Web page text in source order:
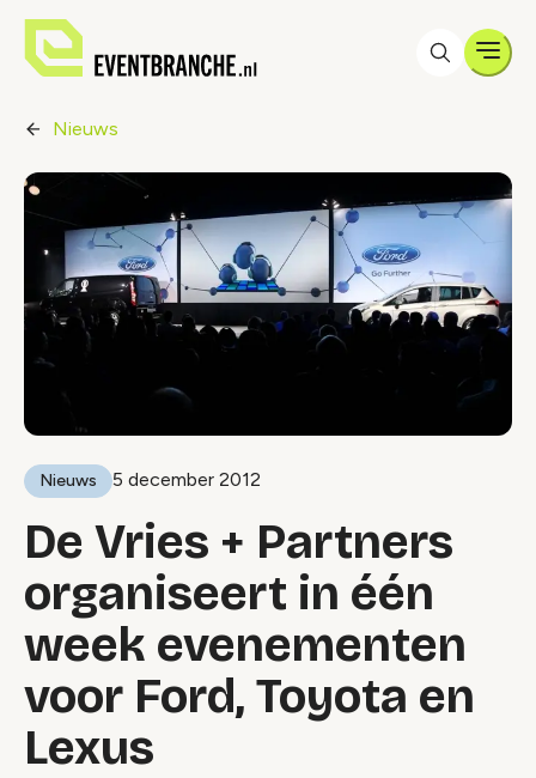
Nieuws
Nieuws 5 december 2012
De Vries + Partners
organiseert in één
week evenementen
voor Ford, Toyota en
Lexus